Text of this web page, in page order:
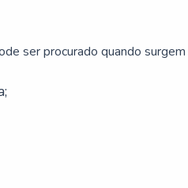
ser procurado quando